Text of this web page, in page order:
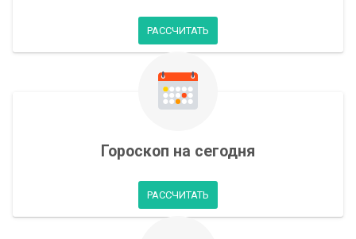
РАССЧИТАТЬ
Гороскоп на сегодня
РАССЧИТАТЬ